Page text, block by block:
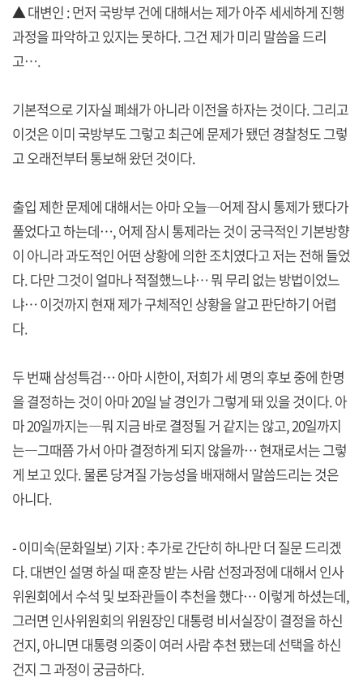
▲ 대변인 : 먼저 국방부 건에 대해서는 제가 아주 세세하게 진행
과정을 파악하고 있지는 못하다. 그건 제가 미리 말씀을 드리
고….
기본적으로 기자실 폐쇄가 아니라 이전을 하자는 것이다. 그리고
이것은 이미 국방부도 그렇고 최근에 문제가 됐던 경찰청도 그렇
고 오래전부터 통보해 왔던 것이다.
출입 제한 문제에 대해서는 아마 오늘―어제 잠시 통제가 됐다가
풀었다고 하는데…, 어제 잠시 통제라는 것이 궁극적인 기본방향
이 아니라 과도적인 어떤 상황에 의한 조치였다고 저는 전해 들었
다. 다만 그것이 얼마나 적절했느냐… 뭐 무리 없는 방법이었느
냐… 이것까지 현재 제가 구체적인 상황을 알고 판단하기 어렵
다.
두 번째 삼성특검… 아마 시한이, 저희가 세 명의 후보 중에 한명
을 결정하는 것이 아마 20일 날 경인가 그렇게 돼 있을 것이다. 아
마 20일까지는―뭐 지금 바로 결정될 거 같지는 않고, 20일까지
는―그때쯤 가서 아마 결정하게 되지 않을까… 현재로서는 그렇
게 보고 있다. 물론 당겨질 가능성을 배재해서 말씀드리는 것은
아니다.
- 이미숙(문화일보) 기자 : 추가로 간단히 하나만 더 질문 드리겠
다. 대변인 설명 하실 때 훈장 받는 사람 선정과정에 대해서 인사
위원회에서 수석 및 보좌관들이 추천을 했다… 이렇게 하셨는데,
그러면 인사위원회의 위원장인 대통령 비서실장이 결정을 하신
건지, 아니면 대통령 의중이 여러 사람 추천 됐는데 선택을 하신
건지 그 과정이 궁금하다.